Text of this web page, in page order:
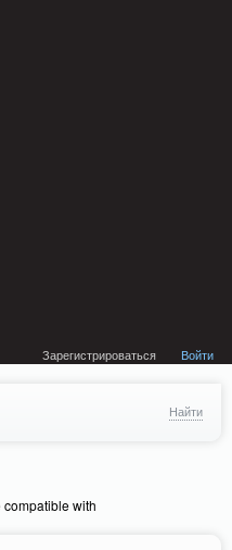
Зарегистрироваться Войти
Найти
with